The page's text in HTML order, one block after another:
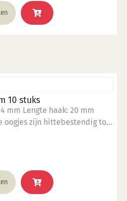
10 stuks
mm Lengte haak: 20 mm
oogjes zijn hittebestendig tot
te verwerken Verpakt in